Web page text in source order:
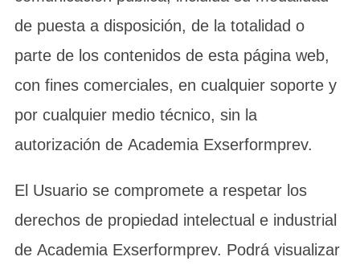
de puesta a disposición, de la totalidad o
parte de los contenidos de esta página web,
con fines comerciales, en cualquier soporte y
por cualquier medio técnico, sin la
autorización de Academia Exserformprev.
El Usuario se compromete a respetar los
derechos de propiedad intelectual e industrial
de Academia Exserformprev. Podrá visualizar